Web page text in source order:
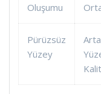
Oluşumu
Pürüzsüz
Yüzey